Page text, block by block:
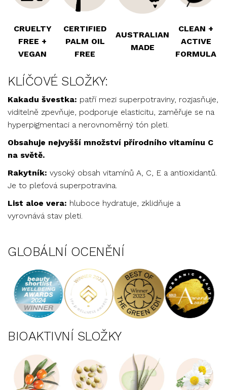
CRUELTY
FREE +
VEGAN
CERTIFIED
PALM OIL
FREE
AUSTRALIAN
MADE
CLEAN +
ACTIVE
FORMULA
KLÍČOVÉ SLOŽKY:
Kakadu švestka: patří mezi superpotraviny, rozjasňuje,
viditelně zpevňuje, podporuje elasticitu, zaměřuje se na
hyperpigmentaci a nerovnoměrný tón pleti.
Obsahuje nejvyšší množství přírodního vitamínu C
na světě.
Rakytník: vysoký obsah vitamínů A, C, E a antioxidantů.
Je to pleťová superpotravina.
List aloe vera: hluboce hydratuje, zklidňuje a
vyrovnává stav pleti.
GLOBÁLNÍ OCENĚNÍ
BIOAKTIVNÍ SLOŽKY